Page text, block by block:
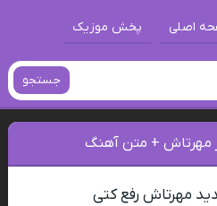
اصلی پخش موزیک
جستجو
مهرتاش + متن آهنگ
مهرتاش رفع کتی